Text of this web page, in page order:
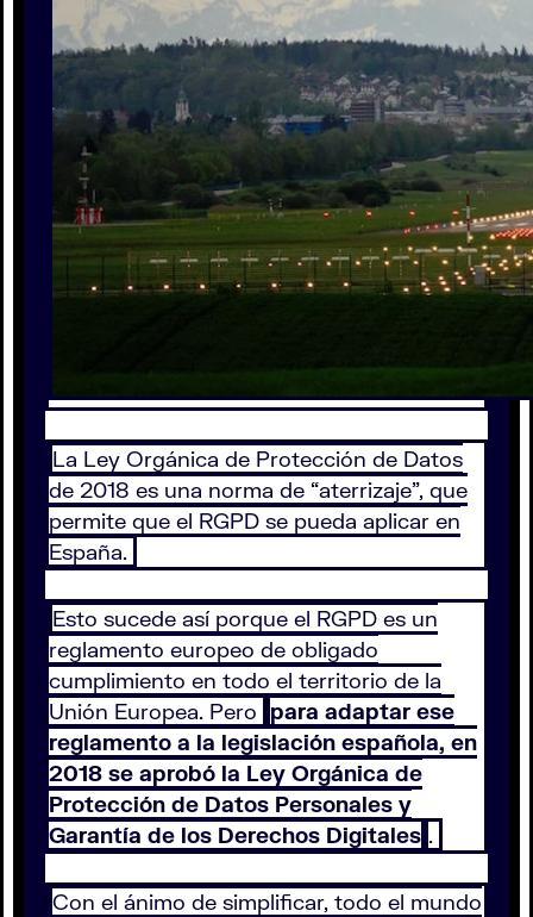
La Ley Orgánica de Protección de Datos
de 2018 es una norma de “aterrizaje”, que
permite que el RGPD se pueda aplicar en
España.
Esto sucede así porque el RGPD es un
reglamento europeo de obligado
cumplimiento en todo el territorio de la
Unión Europea. Pero para adaptar ese
reglamento a la legislación española, en
2018 se aprobó la Ley Orgánica de
Protección de Datos Personales y
Garantía de los Derechos Digitales .
Con el ánimo de simplificar, todo el mundo